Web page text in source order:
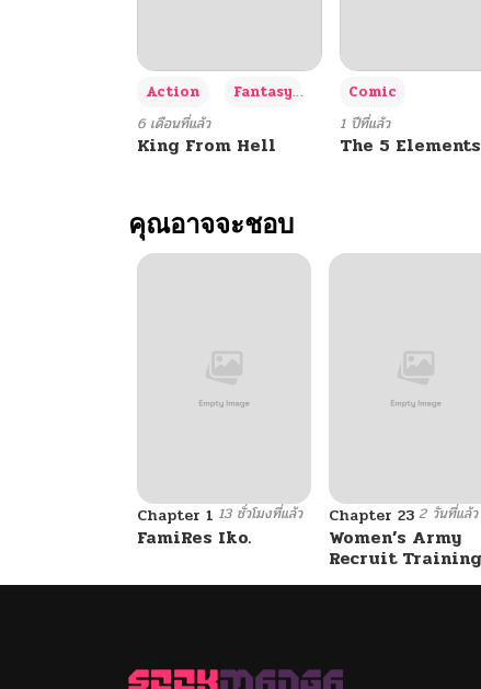
ตอนที่ 91
ตอนที่ 90
ตอนที่ 88
ตอนที่ 84
ตอนที่ 83
Action Fantasy
6 เดือนที่แล้ว
King From Hell
Comic
1 ปีที่แล้ว
The 5 Elements
คุณอาจจะชอบ
Chapter 1 13 ชั่วโมงที่แล้ว
FamiRes Iko.
Chapter 23 2 วันที่แล้ว
Women’s Army
Recruit Training
Center